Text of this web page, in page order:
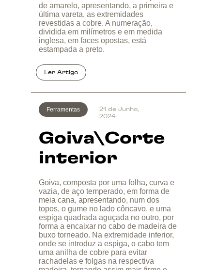
de amarelo, apresentando, a primeira e
última vareta, as extremidades
revestidas a cobre. A numeração,
dividida em milímetros e em medida
inglesa, em faces opostas, está
estampada a preto.
Ferramentas
Goiva\Corte
interior
21 de Junho,
2024
Goiva, composta por uma folha, curva e
vazia, de aço temperado, em forma de
meia cana, apresentando, num dos
topos, o gume no lado côncavo, e uma
espiga quadrada aguçada no outro, por
forma a encaixar no cabo de madeira de
buxo torneado. Na extremidade inferior,
onde se introduz a espiga, o cabo tem
uma anilha de cobre para evitar
rachadelas e folgas na respectiva